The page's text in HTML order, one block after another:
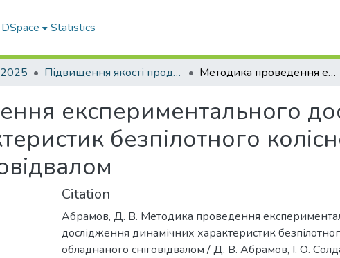
Statistics
2025 Підвищення якості продукції машинобудівних та ремонтних підприємств Методика проведення експериментального дослідження динамічних характеристик безпілотного колісного візка, обладнаного сніговідвалом
експериментального
безпілотного
Citation
Абрамов, Д. В. Методика проведення
дослідження динамічних характеристик
обладнаного сніговідвалом / Д. В. Абрамов, І. О.